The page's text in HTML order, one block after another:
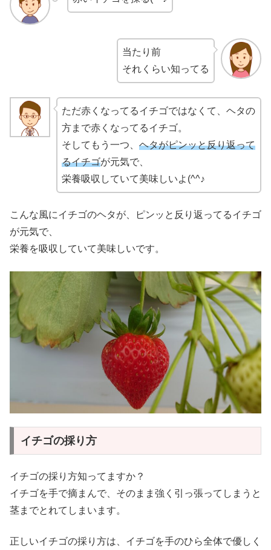
当たり前
それくらい知ってる
ただ赤くなってるイチゴではなくて、ヘタの
方まで赤くなってるイチゴ。
そしてもう一つ、 ヘタがピンッと反り返って
るイチゴが元気で、
栄養吸収していて美味しいよ(^^♪
こんな風にイチゴのヘタが、ピンッと反り返ってるイチゴ
が元気で、
栄養を吸収していて美味しいです。
イチゴの採り方
イチゴの採り方知ってますか？
イチゴを手で摘まんで、そのまま強く引っ張ってしまうと
茎までとれてしまいます。
正しいイチゴの採り方は、イチゴを手のひら全体で優しく